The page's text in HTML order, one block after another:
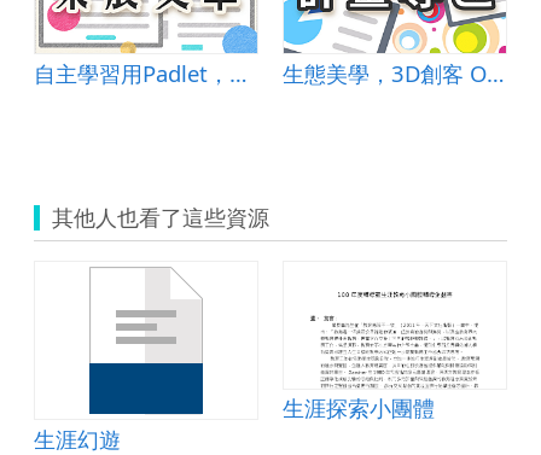
自主學習用Padlet，師生互動不會累 生態美學，3D創客 Old is New
其他人也看了這些資源
生涯幻遊
生涯探索小團體